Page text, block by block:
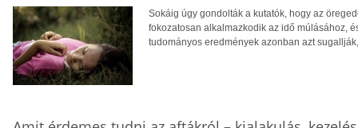
Sokáig úgy gondolták a kutatók, hogy az
fokozatosan alkalmazkodik az idő múlásához,
tudományos eredmények azonban azt